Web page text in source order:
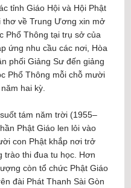
tỉnh Giáo Hội và Hội Phật
thơ về Trung Ương xin mở
Phổ Thông tại trụ sở của
ứng nhu cầu các nơi, Hòa
phối Giảng Sư đến giảng
Phổ Thông mỗi chỗ mười
hai kỳ.
tám năm trời (1955–
Phật Giáo len lỏi vào
con Phật khắp nơi trở
trào thi đua tu học. Hơn
còn tổ chức Phật Giáo
đài Phát Thanh Sài Gòn